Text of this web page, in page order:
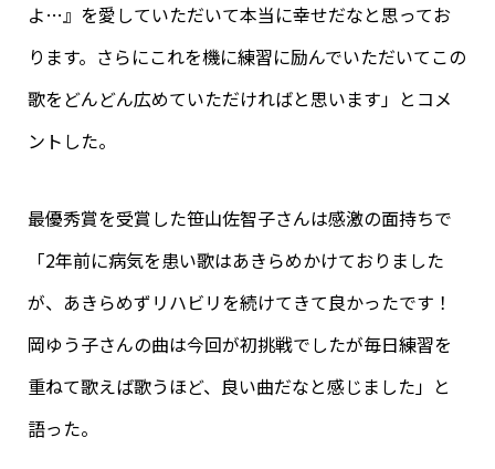
よ…』を愛していただいて本当に幸せだなと思ってお
ります。さらにこれを機に練習に励んでいただいてこの
歌をどんどん広めていただければと思います」とコメ
ントした。
最優秀賞を受賞した笹山佐智子さんは感激の面持ちで
「2年前に病気を患い歌はあきらめかけておりました
が、あきらめずリハビリを続けてきて良かったです！
岡ゆう子さんの曲は今回が初挑戦でしたが毎日練習を
重ねて歌えば歌うほど、良い曲だなと感じました」と
語った。